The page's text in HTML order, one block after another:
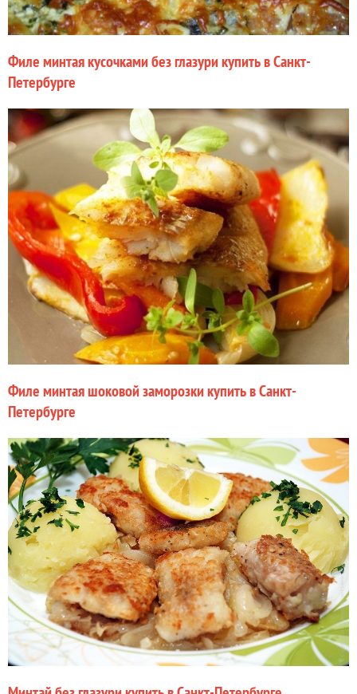
Филе минтая кусочками без глазури купить в Санкт-
Петербурге
Филе минтая шоковой заморозки купить в Санкт-
Петербурге